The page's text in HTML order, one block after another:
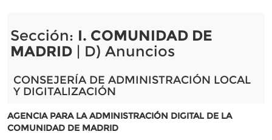
Sección: I. COMUNIDAD DE
MADRID| D) Anuncios
CONSEJERÍA DE ADMINISTRACIÓN LOCAL
Y DIGITALIZACIÓN
AGENCIA PARA LA ADMINISTRACIÓN DIGITAL DE LA
COMUNIDAD DE MADRID